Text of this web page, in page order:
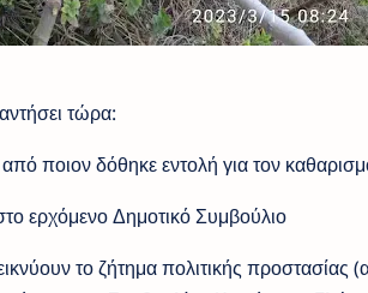
τώρα:
ποιον δόθηκε εντολή για τον
ερχόμενο Δημοτικό Συμβούλιο
το ζήτημα πολιτικής προστασίας